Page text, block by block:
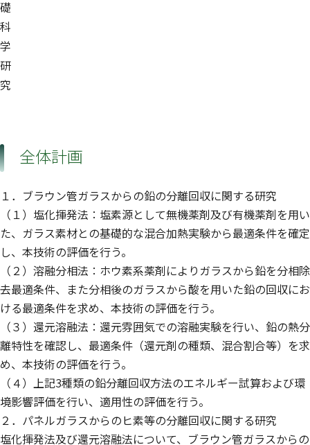
礎
科
学
研
究
全体計画
１．ブラウン管ガラスからの鉛の分離回収に関する研究
（１）塩化揮発法：塩素源として無機薬剤及び有機薬剤を用い
た、ガラス素材との基礎的な混合加熱実験から最適条件を確定
し、本技術の評価を行う。
（２）溶融分相法：ホウ素系薬剤によりガラスから鉛を分相除
去最適条件、また分相後のガラスから酸を用いた鉛の回収にお
ける最適条件を求め、本技術の評価を行う。
（３）還元溶融法：還元雰囲気での溶融実験を行い、鉛の熱分
離特性を確認し、最適条件（還元剤の種類、混合割合等）を求
め、本技術の評価を行う。
（４）上記3種類の鉛分離回収方法のエネルギー試算および環
境影響評価を行い、適用性の評価を行う。
２．パネルガラスからのヒ素等の分離回収に関する研究
塩化揮発法及び還元溶融法について、ブラウン管ガラスからの